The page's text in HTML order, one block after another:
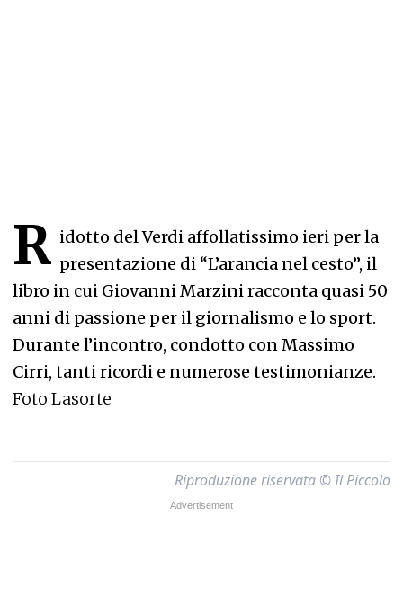
R idotto del Verdi affollatissimo ieri per la
presentazione di “L’arancia nel cesto”, il
libro in cui Giovanni Marzini racconta quasi 50
anni di passione per il giornalismo e lo sport.
Durante l’incontro, condotto con Massimo
Cirri, tanti ricordi e numerose testimonianze.
Foto Lasorte
Riproduzione riservata © Il Piccolo